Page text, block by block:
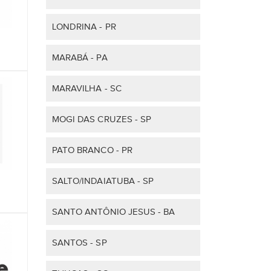
LONDRINA - PR
MARABÁ - PA
MARAVILHA - SC
MOGI DAS CRUZES - SP
PATO BRANCO - PR
SALTO/INDAIATUBA - SP
SANTO ANTÔNIO JESUS - BA
SANTOS - SP